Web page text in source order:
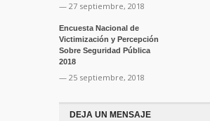
— 27 septiembre, 2018
Encuesta Nacional de
Victimización y Percepción
Sobre Seguridad Pública
2018
— 25 septiembre, 2018
DEJA UN MENSAJE